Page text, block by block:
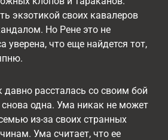
экзотикой своих кавалеров
Но Рене это не
уверена, что еще найдется тот,
рассталась со своим бой
одна. Ума никак не может
из-за своих странных
Ума считает, что ее